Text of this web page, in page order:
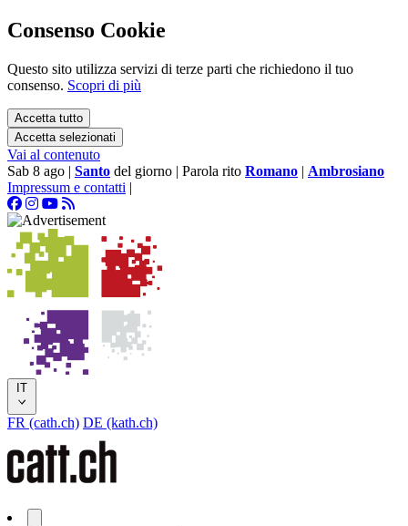
Consenso Cookie
Questo sito utilizza servizi di terze parti che richiedono il tuo
consenso. Scopri di più
Accetta tutto
Accetta selezionati
Vai al contenuto
Sab 8 ago | Santo del giorno | Parola rito Romano | Ambrosiano
Impressum e contatti |
IT
FR (cath.ch) DE (kath.ch)